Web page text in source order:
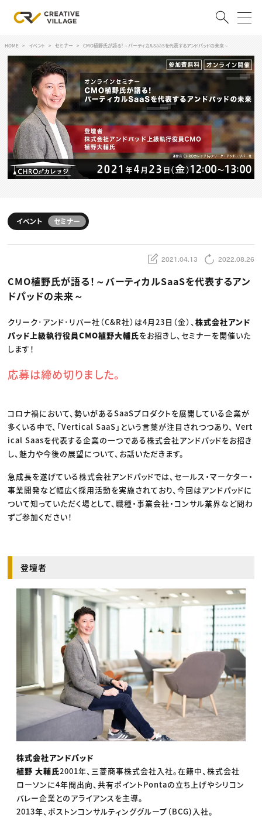
ログイン 会員登録
RECRUIT
クリエイター求人を探す
CREATIVE JOB求人検索
特集求人
採用説明会
スキルアップしたい！
デザイン
編集・ライティング
マーケティング
ディレクション
業界解説・キャリア事情
TOP Creator’s コラム
Webクリエイター
アプリクリエイター
ゲームクリエイター
映像クリエイター
クリエイターインタビュー
C＆R Magazine
セミナー
ニュース・トレンド トップ
Web
映像
ゲーム・エンタメ
出版
CREATIVE VILLAGEからのお知らせ
プロフェッショナル×つながる×メディア
HOME イベント セミナー CMO植野氏が語る！～バーティカルSaaSを代表するアンドパッドの未来～
イベント セミナー
2021.04.13 2022.08.26
CMO植野氏が語る！～バーティカルSaaSを代表するアン
ドパッドの未来～
クリーク･アンド･リバー社（C&R社）は4月23日（金）、株式会社アンド
パッド上級執行役員CMO植野大輔氏をお招きし、セミナーを開催いた
します！
応募は締め切りました。
コロナ禍において、勢いがあるSaaSプロダクトを展開している企業が
多くいる中で、「Vertical SaaS」という言葉が注目されつつあり、 Vert
ical Saasを代表する企業の一つである株式会社アンドパッドをお招き
し、魅力や今後の展望について、お話いただきます。
急成長を遂げている株式会社アンドパッドでは、セールス・マーケター・
事業開発など幅広く採用活動を実施されており、今回はアンドパッドに
ついて知っていただく場として、職種・事業会社・コンサル業界など問わ
ずご参加ください！
登壇者
株式会社アンドパッド
植野 大輔氏2001年、三菱商事株式会社入社。在籍中、株式会社
ローソンに4年間出向、共有ポイントPontaの立ち上げやシリコン
バレー企業とのアライアンスを主導。
2013年、ボストンコンサルティンググループ（BCG)入社。